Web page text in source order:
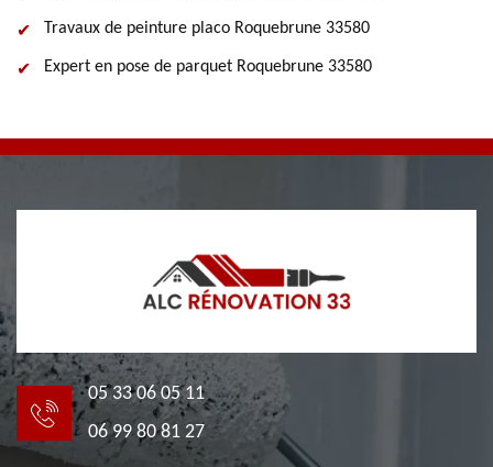
Travaux de peinture placo Roquebrune 33580
Expert en pose de parquet Roquebrune 33580
05 33 06 05 11
06 99 80 81 27